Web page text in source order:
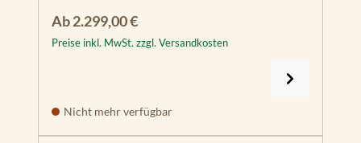
Regulärer Preis:
Ab2.299,00 €
Preise inkl. MwSt. zzgl. Versandkosten
Nicht mehr verfügbar